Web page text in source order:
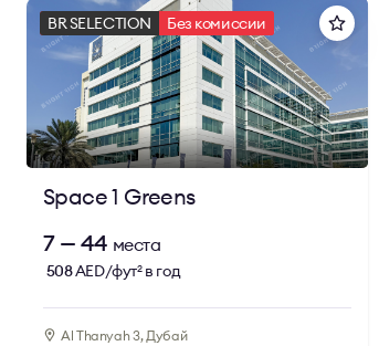
BR SELECTION Без комиссии
Space 1 Greens
7 — 44 места
508AED/фут2 в год
Al Thanyah 3, Дубай